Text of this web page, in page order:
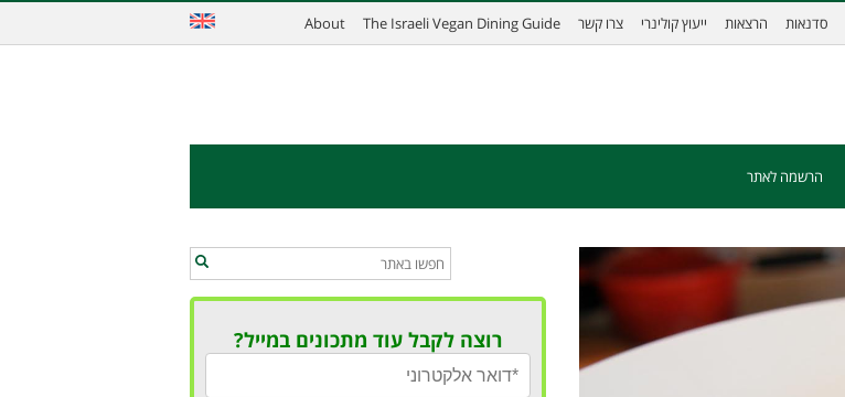
סדנאות הרצאות ייעוץ קולינרי צרו קשר The Israeli Vegan Dining Guide
About
הרשמה לאתר
רוצה לקבל עוד מתכונים במייל?